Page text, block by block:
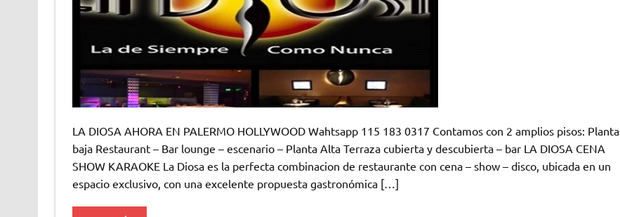
LA DIOSA AHORA EN PALERMO HOLLYWOOD Wahtsapp 115 183 0317 Contamos con 2 amplios pisos: Planta
baja Restaurant – Bar lounge – escenario – Planta Alta Terraza cubierta y descubierta – bar LA DIOSA CENA
SHOW KARAOKE La Diosa es la perfecta combinacion de restaurante con cena – show – disco, ubicada en un
espacio exclusivo, con una excelente propuesta gastronómica […]